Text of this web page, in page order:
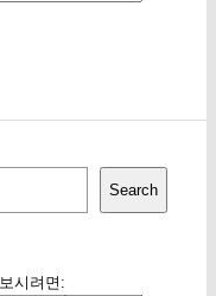
Search
시려면: